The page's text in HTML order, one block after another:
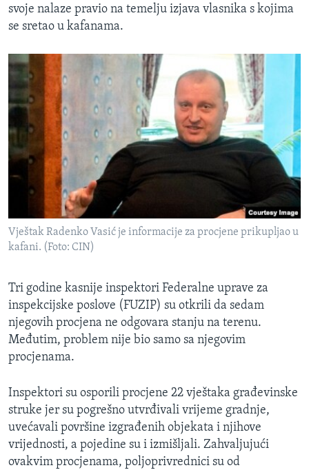
svoje nalaze pravio na temelju izjava vlasnika s kojima
se sretao u kafanama.
Vještak Radenko Vasić je informacije za procjene prikupljao u
kafani. (Foto: CIN)
Tri godine kasnije inspektori Federalne uprave za
inspekcijske poslove (FUZIP) su otkrili da sedam
njegovih procjena ne odgovara stanju na terenu.
Međutim, problem nije bio samo sa njegovim
procjenama.
Inspektori su osporili procjene 22 vještaka građevinske
struke jer su pogrešno utvrđivali vrijeme gradnje,
uvećavali površine izgrađenih objekata i njihove
vrijednosti, a pojedine su i izmišljali. Zahvaljujući
ovakvim procjenama, poljoprivrednici su od